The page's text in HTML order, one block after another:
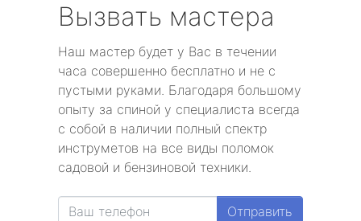
Вызвать мастера
Наш мастер будет у Вас в течении
часа совершенно бесплатно и не с
пустыми руками. Благодаря большому
опыту за спиной у специалиста всегда
с собой в наличии полный спектр
инструметов на все виды поломок
садовой и бензиновой техники.
Отправить